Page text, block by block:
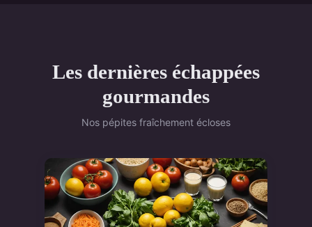
Les dernières échappées
gourmandes
Nos pépites fraîchement écloses